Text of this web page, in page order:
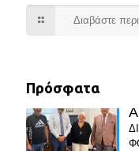
Διαβάστε
Πρόσφατα